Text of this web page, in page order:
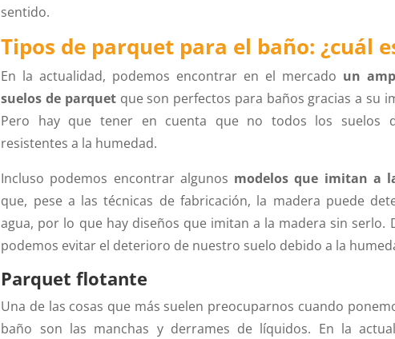
sentido.
Tipos de parquet para el baño: ¿cuál
En la actualidad, podemos encontrar en el mercado un
suelos de parquet que son perfectos para baños gracias a su
Pero hay que tener en cuenta que no todos los suelos
resistentes a la humedad.
Incluso podemos encontrar algunos modelos que imitan a
que, pese a las técnicas de fabricación, la madera puede
agua, por lo que hay diseños que imitan a la madera sin serlo.
podemos evitar el deterioro de nuestro suelo debido a la
Parquet flotante
Una de las cosas que más suelen preocuparnos cuando
baño son las manchas y derrames de líquidos. En la